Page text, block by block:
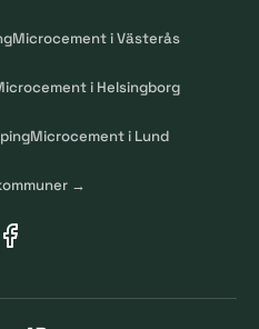
Microcement i Västerås
i Helsingborg
Microcement i Lund
→